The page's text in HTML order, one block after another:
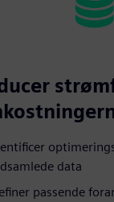
data
passende